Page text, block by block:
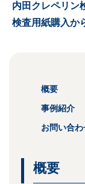
内田クレペリン
検査用紙購入か
概要
事例紹介
お問い合わ
概要